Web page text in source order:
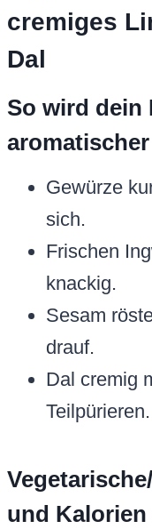
cremiges
Dal
So wird dein
aromatischer
Gewürze
sich.
Frischen
knackig.
Sesam
drauf.
Dal cremig
Teilpürieren.
und Kalorien